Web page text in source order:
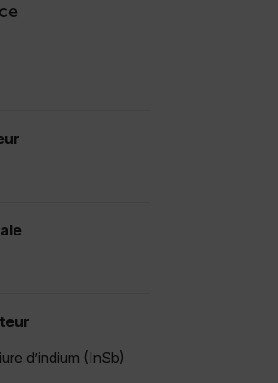
d’indium (InSb)
strictement nécessaires habilitent des
de base du site Web telles que la